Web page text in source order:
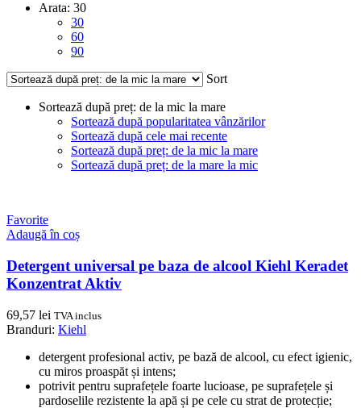
Arata: 30
30
60
90
Sort
Sortează după preț: de la mic la mare
Sortează după popularitatea vânzărilor
Sortează după cele mai recente
Sortează după preț: de la mic la mare
Sortează după preț: de la mare la mic
Favorite
Adaugă în coș
Detergent universal pe baza de alcool Kiehl Keradet
Konzentrat Aktiv
69,57 lei TVA inclus
Branduri: Kiehl
detergent profesional activ, pe bază de alcool, cu efect igienic,
cu miros proaspăt și intens;
potrivit pentru suprafețele foarte lucioase, pe suprafețele și
pardoselile rezistente la apă și pe cele cu strat de protecție;